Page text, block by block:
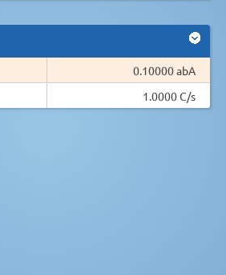
0.10000 abA
1.0000 C/s